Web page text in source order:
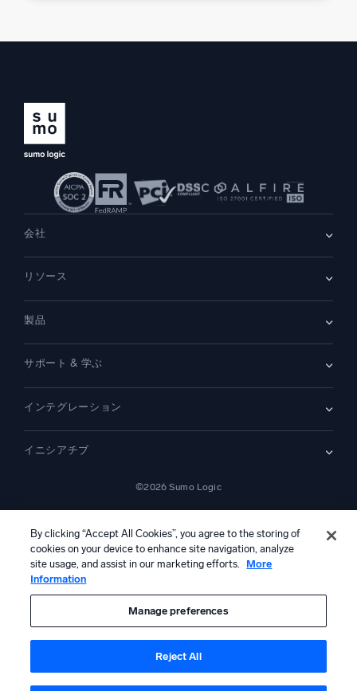
会社
採用情報
リーダーシップ
ニュースルーム
お問い合わせ
リソース
顧客事例
デモ
製品
SIEM
セキュリティ用ログ
監視とトラブルシューティング
比較
サポート & 学ぶ
コミュニティ
サポート
プラットフォームステータス
インテグレーション
Amazon S3 監査
PCI コンプライアンス
すべて表示
イニシアチブ
デジタル顧客体験
ツール統合
©2026 Sumo Logic
—
カリフォルニア州プライバシー通知 AI への指示日本語
本コンテンツは生成AIシステムによって翻訳されている可能性があ
り、情報提供のみを目的としています。不正確さ、誤り、または偏り
を含む可能性があるため、これに基づいて行動を取る前に、必ず独立
した人間による確認および検証を行ってください。
By clicking “Accept All Cookies”, you agree to the storing of
cookies on your device to enhance site navigation, analyze
site usage, and assist in our marketing efforts.
More
Information
Manage preferences
Reject All